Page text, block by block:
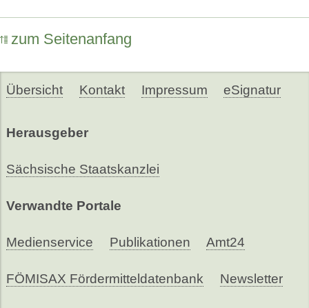
zum Seitenanfang
Übersicht Kontakt Impressum eSignatur
Herausgeber
Sächsische Staatskanzlei
Verwandte Portale
Medienservice Publikationen Amt24
FÖMISAX Fördermitteldatenbank Newsletter